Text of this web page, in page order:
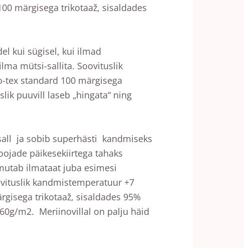
märgisega trikotaaž, sisaldades
kui sügisel, kui ilmad
mütsi-sallita. Soovituslik
tex standard 100 märgisega
puuvill laseb „hingata“ ning
ja sobib superhästi kandmiseks
päikesekiirtega tahaks
ilmataat juba esimesi
kandmistemperatuur +7
trikotaaž, sisaldades 95%
m2. Meriinovillal on palju häid